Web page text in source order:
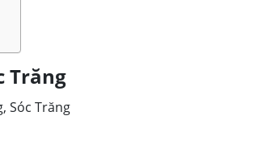
Trăng
Sóc Trăng